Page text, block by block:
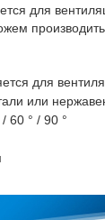
для
для
или
60 ° / 90 °